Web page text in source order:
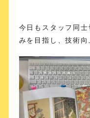
今日もスタッフ同
みを目指し、技術向